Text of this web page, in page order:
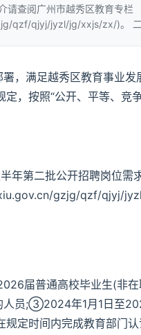
请查阅广州市越秀区教育专栏
qzf/qjyj/jyzl/jg/xxjs/zx/)。 二
，满足越秀区教育事业
，按照“公开、平等、竞
年第二批公开招聘岗位需
gzjg/qzf/qjyj/
届普通高校毕业生(非
人员;③2024年1月1日至
规定时间内完成教育部